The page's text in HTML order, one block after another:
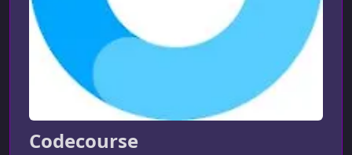
Codecourse